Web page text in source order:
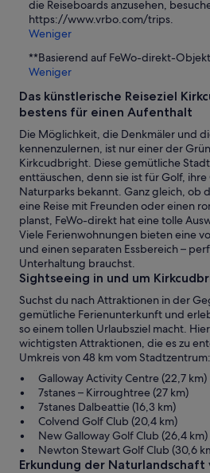
die Reiseboards anzusehen,
https://www.vrbo.com/trips.
Weniger
**Basierend auf FeWo-direkt-
Weniger
Das künstlerische Reiseziel
bestens für einen Aufenthalt
Die Möglichkeit, die Denkmäler und
kennenzulernen, ist nur einer der
Kirkcudbright. Diese gemütliche
enttäuschen, denn sie ist für Golf,
Naturparks bekannt. Ganz gleich, ob
eine Reise mit Freunden oder einen
planst, FeWo-direkt hat eine tolle
Viele Ferienwohnungen bieten eine
und einen separaten Essbereich –
Unterhaltung brauchst.
Sightseeing in und um
Suchst du nach Attraktionen in der
gemütliche Ferienunterkunft und
so einem tollen Urlaubsziel macht.
wichtigsten Attraktionen, die es zu
Umkreis von 48 km vom Stadtzentrum:
Galloway Activity Centre (22,7 km)
7stanes – Kirroughtree (27 km)
7stanes Dalbeattie (16,3 km)
Colvend Golf Club (20,4 km)
New Galloway Golf Club (26,4 km)
Newton Stewart Golf Club (30,6
Erkundung der